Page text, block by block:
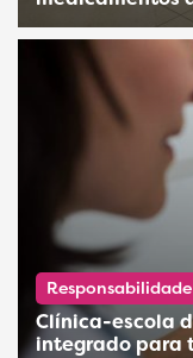
Clínica-escola
integrado para